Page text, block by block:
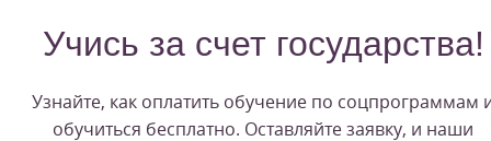
Учись за счет государства!
Узнайте, как оплатить обучение по соцпрограммам
обучиться бесплатно. Оставляйте заявку, и наши